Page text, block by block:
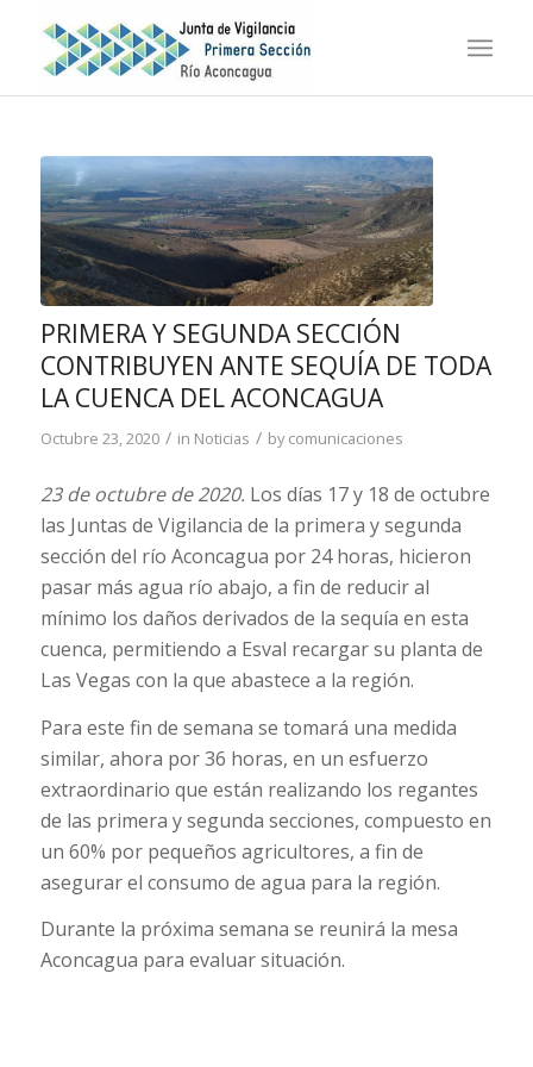
PRIMERA Y SEGUNDA SECCIÓN
CONTRIBUYEN ANTE SEQUÍA DE TODA
LA CUENCA DEL ACONCAGUA
Octubre 23, 2020 / in Noticias / bycomunicaciones
23 de octubre de 2020. Los días 17 y 18 de octubre
las Juntas de Vigilancia de la primera y segunda
sección del río Aconcagua por 24 horas, hicieron
pasar más agua río abajo, a fin de reducir al
mínimo los daños derivados de la sequía en esta
cuenca, permitiendo a Esval recargar su planta de
Las Vegas con la que abastece a la región.
Para este fin de semana se tomará una medida
similar, ahora por 36 horas, en un esfuerzo
extraordinario que están realizando los regantes
de las primera y segunda secciones, compuesto en
un 60% por pequeños agricultores, a fin de
asegurar el consumo de agua para la región.
Durante la próxima semana se reunirá la mesa
Aconcagua para evaluar situación.